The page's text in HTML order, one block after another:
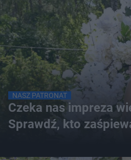
NASZ PATRONAT
Czeka nas impreza
Sprawdź, kto